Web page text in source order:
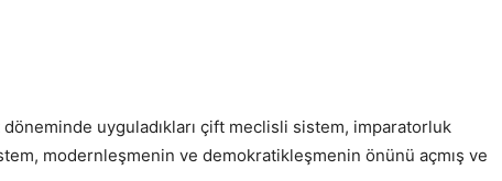
döneminde uyguladıkları çift meclisli sistem, imparatorluk
modernleşmenin ve demokratikleşmenin önünü açmış ve